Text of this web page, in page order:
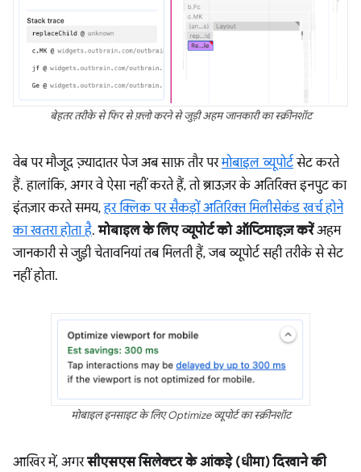
बेहतर तरीके से फिर से फ़्लो करने से जुड़ी अहम जानकारी का स्क्रीनशॉट
वेब पर मौजूद ज़्यादातर पेज अब साफ़ तौर परमोबाइल व्यूपोर्टसेट करते
हैं. हालांकि, अगर वे ऐसा नहीं करते हैं, तो ब्राउज़र के अतिरिक्त इनपुट का
इंतज़ार करते समय,हर क्लिक पर सैकड़ों अतिरिक्त मिलीसेकंड खर्च होने
का खतरा होता है.मोबाइल के लिए व्यूपोर्ट को ऑप्टिमाइज़ करेंअहम
जानकारी से जुड़ी चेतावनियां तब मिलती हैं, जब व्यूपोर्ट सही तरीके से सेट
नहीं होता.
मोबाइल इनसाइट के लिए Optimize व्यूपोर्ट का स्क्रीनशॉट
आखिर में, अगरसीएसएस सिलेक्टर के आंकड़े (धीमा) दिखाने की